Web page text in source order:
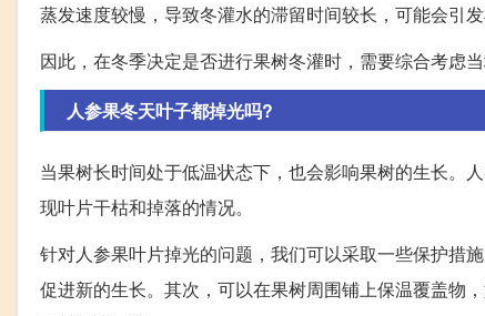
蒸发速度较慢，导致冬灌水的滞留时间较长，可能会引发
因此，在冬季决定是否进行果树冬灌时，需要综合考虑
人参果冬天叶子都掉光吗?
当果树长时间处于低温状态下，也会影响果树的生长。
现叶片干枯和掉落的情况。
针对人参果叶片掉光的问题，我们可以采取一些保护措
促进新的生长。其次，可以在果树周围铺上保温覆盖物